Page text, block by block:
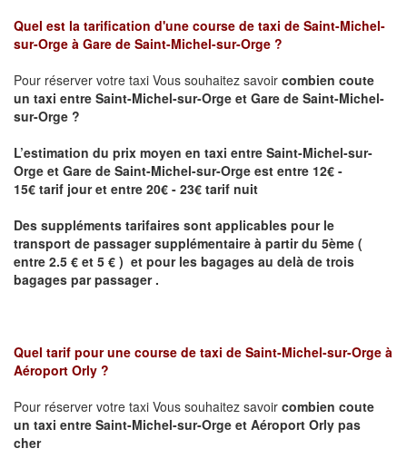
Quel est la tarification d'une course de taxi de Saint-Michel-
sur-Orge à Gare de Saint-Michel-sur-Orge ?
Pour réserver votre taxi Vous souhaitez savoir combien coute
un taxi entre Saint-Michel-sur-Orge et Gare de Saint-Michel-
sur-Orge ?
L’estimation du prix moyen en taxi entre Saint-Michel-sur-
Orge et Gare de Saint-Michel-sur-Orge est entre 12€ -
15€ tarif jour et entre 20€ - 23€ tarif nuit
Des suppléments tarifaires sont applicables pour le
transport de passager supplémentaire à partir du 5ème (
entre 2.5 € et 5 € ) et pour les bagages au delà de trois
bagages par passager .
Quel tarif pour une course de taxi de Saint-Michel-sur-Orge à
Aéroport Orly ?
Pour réserver votre taxi Vous souhaitez savoir combien coute
un taxi entre Saint-Michel-sur-Orge et Aéroport Orly pas
cher